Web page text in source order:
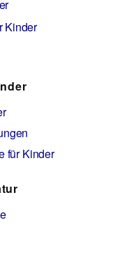
Kinder
für Kinder